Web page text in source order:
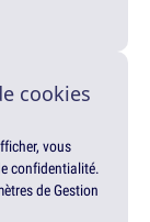
cookies
vous
confidentialité.
de Gestion